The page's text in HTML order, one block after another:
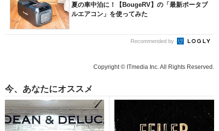
夏の車中泊に！【BougeRV】の「最新ポータブ
ルエアコン」を使ってみた
Recommended by
Copyright © ITmedia Inc. All Rights Reserved.
今、あなたにオススメ